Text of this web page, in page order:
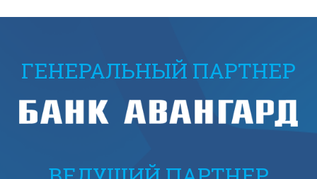
ГЕНЕРАЛЬНЫЙ ПАРТНЕР